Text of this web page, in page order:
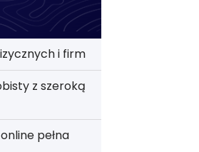
i firm
z szeroką
pełna